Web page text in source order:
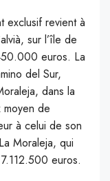
exclusif revient à
sur l’île de
euros. La
del Sur,
dans la
de
à celui de son
Moraleja, qui
euros.